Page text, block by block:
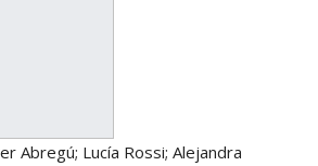
Abregú; Lucía Rossi; Alejandra